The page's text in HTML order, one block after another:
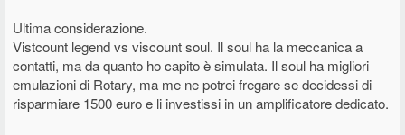
Ultima considerazione.
Vistcount legend vs viscount soul. Il soul ha la meccanica a
contatti, ma da quanto ho capito è simulata. Il soul ha migliori
emulazioni di Rotary, ma me ne potrei fregare se decidessi di
risparmiare 1500 euro e li investissi in un amplificatore dedicato.